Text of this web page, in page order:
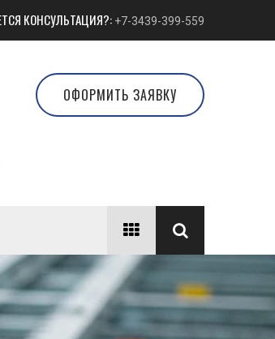
КОНСУЛЬТАЦИЯ?: +7-3439-399-559
ОФОРМИТЬ ЗАЯВКУ